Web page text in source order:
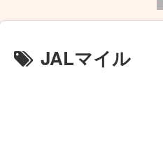
JALマイル